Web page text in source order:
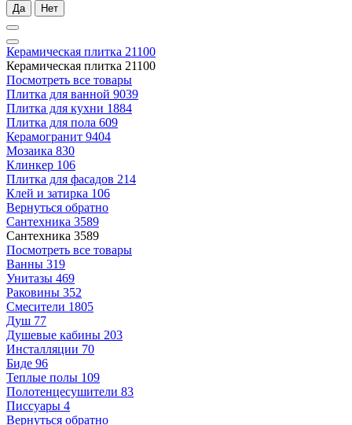
Да Нет
Керамическая плитка 21100
Керамическая плитка 21100
Посмотреть все товары
Плитка для ванной 9039
Плитка для кухни 1884
Плитка для пола 609
Керамогранит 9404
Мозаика 830
Клинкер 106
Плитка для фасадов 214
Клей и затирка 106
Вернуться обратно
Сантехника 3589
Сантехника 3589
Посмотреть все товары
Ванны 319
Унитазы 469
Раковины 352
Смесители 1805
Душ 77
Душевые кабины 203
Инсталляции 70
Биде 96
Теплые полы 109
Полотенцесушители 83
Писсуары 4
Вернуться обратно